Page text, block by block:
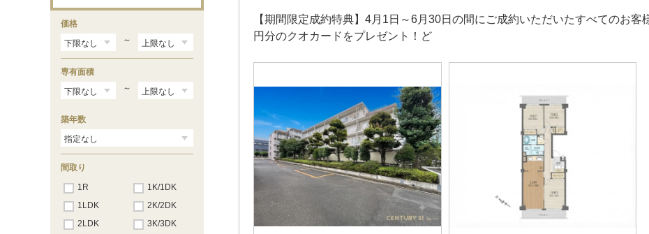
【期間限定成約特典】4月1日～6月30日の間にご成約いただいたすべてのお
円分のクオカードをプレゼント！ど
価格
～
専有面積
～
築年数
間取り
1R
1K/1DK
1LDK
2K/2DK
2LDK
3K/3DK